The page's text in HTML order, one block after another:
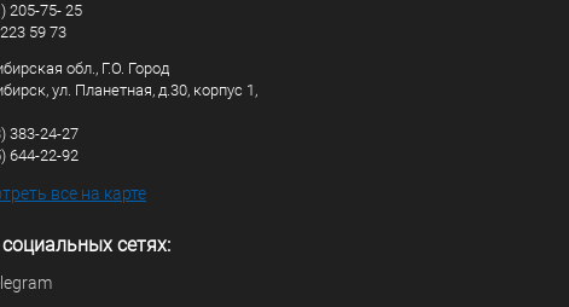
205-75- 25
59 73
обл., Г.О. Город
ул. Планетная, д.30, корпус 1,
383-24-27
644-22-92
все на карте
сетях: